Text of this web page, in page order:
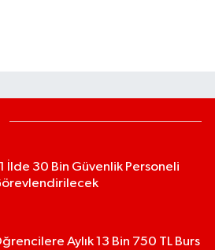
İlde 30 Bin Güvenlik Personeli
Aylık 13 Bin 750 TL Burs